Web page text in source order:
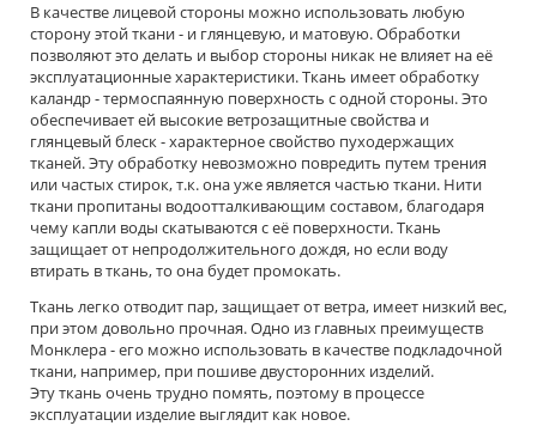
В качестве лицевой стороны можно использовать любую
сторону этой ткани - и глянцевую, и матовую. Обработки
позволяют это делать и выбор стороны никак не влияет на её
эксплуатационные характеристики. Ткань имеет обработку
каландр - термоспаянную поверхность с одной стороны. Это
обеспечивает ей высокие ветрозащитные свойства и
глянцевый блеск - характерное свойство пуходержащих
тканей. Эту обработку невозможно повредить путем трения
или частых стирок, т.к. она уже является частью ткани. Нити
ткани пропитаны водоотталкивающим составом, благодаря
чему капли воды скатываются с её поверхности. Ткань
защищает от непродолжительного дождя, но если воду
втирать в ткань, то она будет промокать.
Ткань легко отводит пар, защищает от ветра, имеет низкий вес,
при этом довольно прочная. Одно из главных преимуществ
Монклера - его можно использовать в качестве подкладочной
ткани, например, при пошиве двусторонних изделий.
Эту ткань очень трудно помять, поэтому в процессе
эксплуатации изделие выглядит как новое.